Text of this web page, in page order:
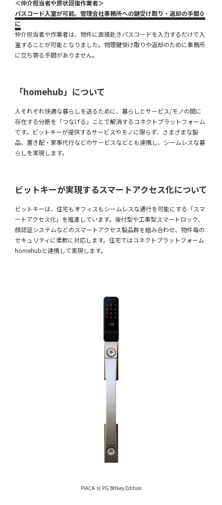
＜仲介担当者や原状回復作業者＞
パスコード入室が可能。管理会社事務所への鍵受け取り・返却の手間０
に
仲介担当者や作業者は、物件に直接赴きパスコードを入力するだけで入
室することが可能となりました。物理鍵受け取りや返却のために事務所
に立ち寄る手間がありません。
「homehub」について
人それぞれ快適な暮らしを送るために、暮らしとサービス/モノの間に
存在する分断を「つなげる」ことで解消するコネクトプラットフォーム
です。ビットキーが提供するサービスやモノに限らず、さまざまな製
品、置き配・家事代行などのサービスなどとも連携し、シームレスな暮
らしを実現します。
ビットキーが実現するスマートアクセス化について
ビットキーは、住宅もオフィスもシームレスな通行を可能にする「スマ
ートアクセス化」を推進しています。後付型や工事型スマートロック、
顔認証システムなどのスマートアクセス製品群を組み合わせ、物件毎の
セキュリティに柔軟に対応します。住宅ではコネクトプラットフォーム
homehubと連携して実現します。
PiACK Ⅲ PG Bitkey Edition